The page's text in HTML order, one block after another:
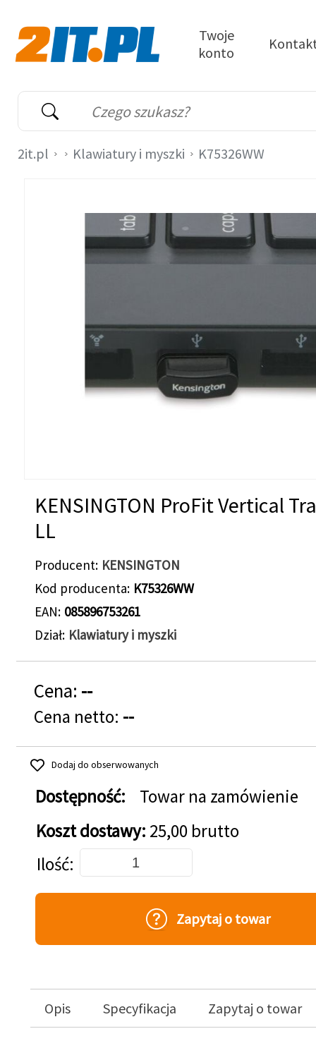
Wyszukiwarka
Słowo kluczowe
Twoje
konto
2it.pl Klawiatury i myszki K75326WW
KENSINGTON ProFit Vertical
LL
Producent KENSINGTON
Kod producenta K75326WW
EAN 085896753261
Dział Klawiatury i myszki
Cena: --
Cena netto: --
Dodaj do obserwowanych
Dostępność:
Towar na zamówienie
Koszt dostawy: 25,00 brutto
Dodaj do koszyka
Ilość
Zapytaj o towar
Opis Specyfikacja Zapytaj o towar